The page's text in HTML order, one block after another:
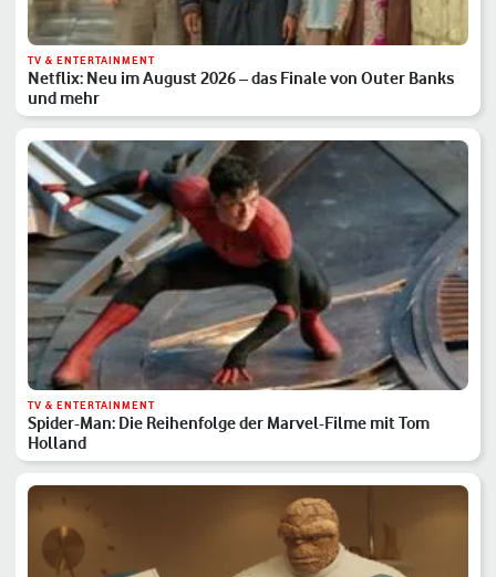
TV & ENTERTAINMENT
Netflix: Neu im August 2026 – das Finale von Outer Banks
und mehr
TV & ENTERTAINMENT
Spider-Man: Die Reihenfolge der Marvel-Filme mit Tom
Holland